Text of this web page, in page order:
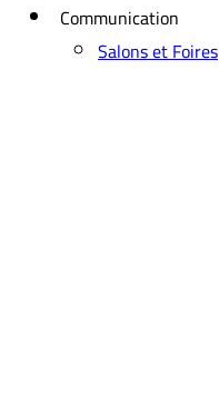
Communication
Salons et Foires